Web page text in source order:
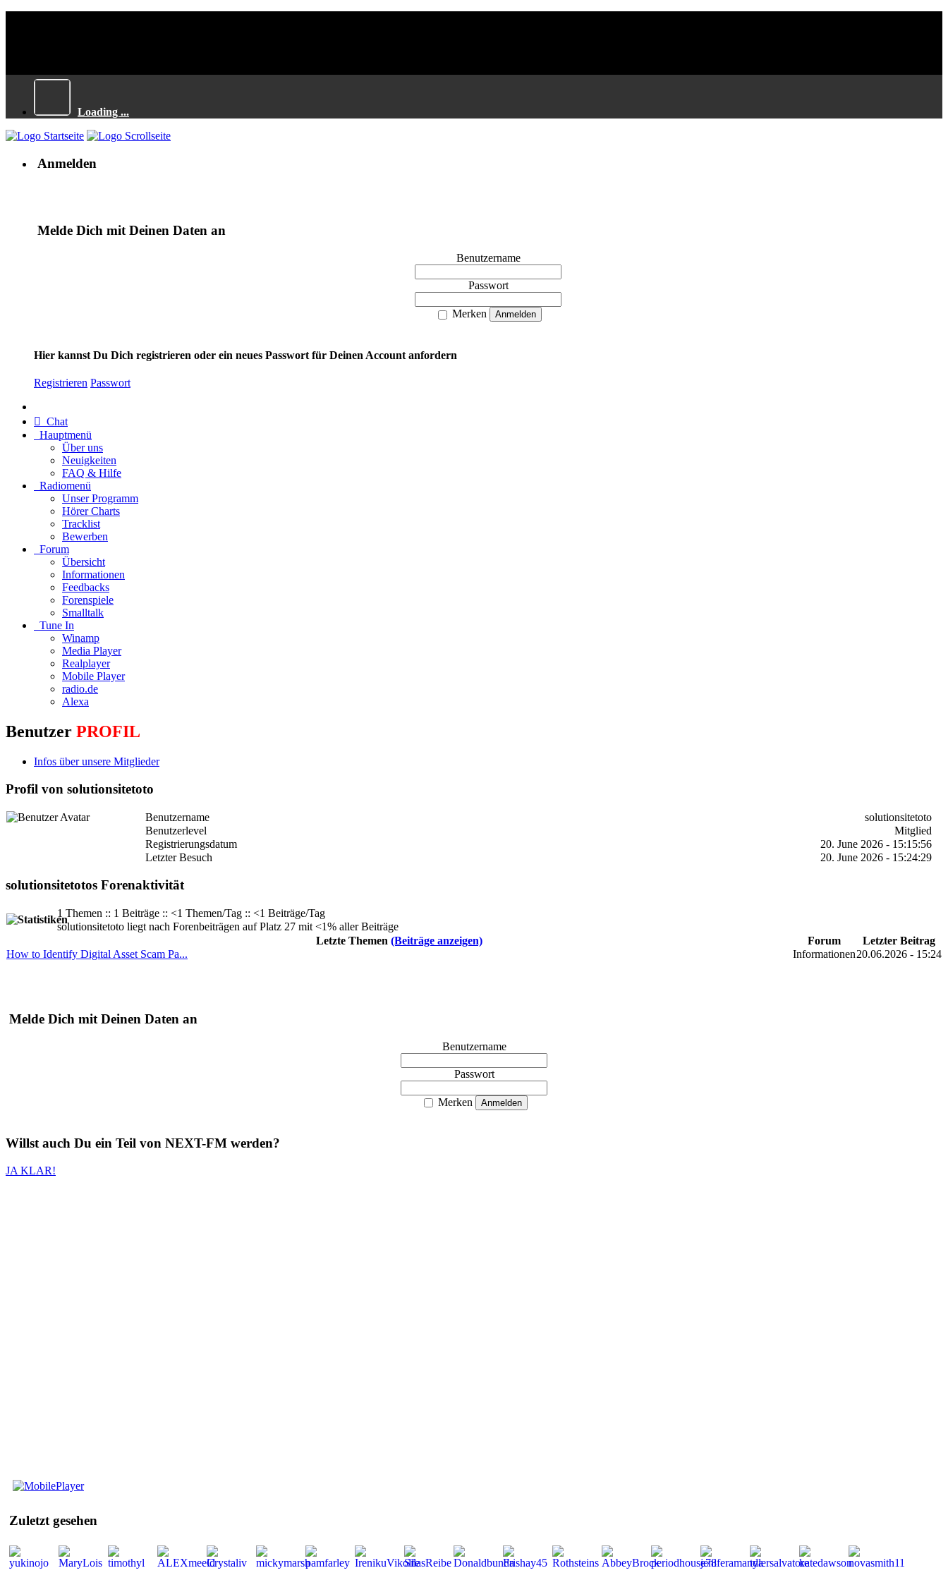
Loading ...
Anmelden
Melde Dich mit Deinen Daten an
Benutzername
Passwort
Merken
Hier kannst Du Dich registrieren oder ein neues Passwort für Deinen Account anfordern
Registrieren Passwort
Chat
Hauptmenü
Über uns
Neuigkeiten
FAQ & Hilfe
Radiomenü
Unser Programm
Hörer Charts
Tracklist
Bewerben
Forum
Übersicht
Informationen
Feedbacks
Forenspiele
Smalltalk
Tune In
Winamp
Media Player
Realplayer
Mobile Player
radio.de
Alexa
Benutzer PROFIL
Infos über unsere Mitglieder
Profil von solutionsitetoto
Benutzername
solutionsitetoto
Benutzerlevel
Mitglied
Registrierungsdatum
20. June 2026 - 15:15:56
Letzter Besuch
20. June 2026 - 15:24:29
solutionsitetotos Forenaktivität
1 Themen :: 1 Beiträge :: <1 Themen/Tag :: <1 Beiträge/Tag
solutionsitetoto liegt nach Forenbeiträgen auf Platz 27 mit <1% aller Beiträge
Letzte Themen (Beiträge anzeigen) Forum
Letzter Beitrag
How to Identify Digital Asset Scam Pa...
Informationen20.06.2026 - 15:24
Melde Dich mit Deinen Daten an
Benutzername
Passwort
Merken
Willst auch Du ein Teil von NEXT-FM werden?
JA KLAR!
Zuletzt gesehen
264 | Neu